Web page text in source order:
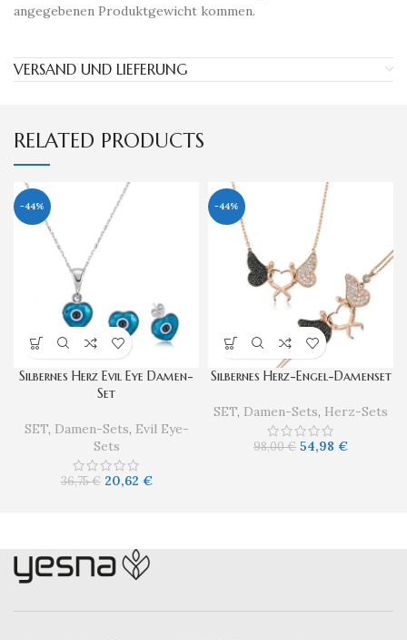
angegebenen Produktgewicht kommen.
VERSAND UND LIEFERUNG
RELATED PRODUCTS
-44%
Silbernes Herz Evil Eye Damen-
Set
SET, Damen-Sets, Evil Eye-
Sets
36,75€ 20,62 €
-44%
Silbernes Herz-Engel-Damenset
SET, Damen-Sets, Herz-Sets
98,00€ 54,98 €